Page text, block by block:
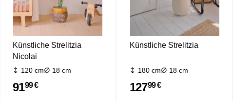
Künstliche Strelitzia
Nicolai
120 cm 18 cm
9199 €
Künstliche Strelitzia
180 cm 18 cm
12799 €